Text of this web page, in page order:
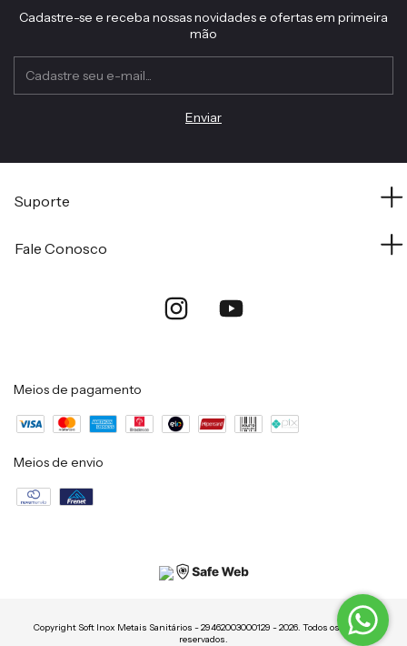
Cadastre-se e receba nossas novidades e ofertas em primeira
mão
Suporte
Fale Conosco
Meios de pagamento
Meios de envio
Copyright Soft Inox Metais Sanitários - 29462003000129 - 2026. Todos os direitos
reservados.